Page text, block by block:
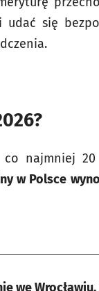
się
najmniej
w Polsce